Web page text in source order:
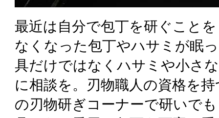
最近は自分で包丁を研ぐこと
なくなった包丁やハサミが眠
具だけではなくハサミや小さ
に相談を。刃物職人の資格を
の刃物研ぎコーナーで研いで